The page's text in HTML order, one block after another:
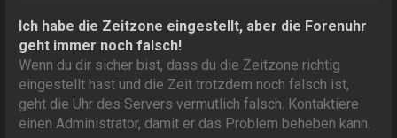
Ich habe die Zeitzone eingestellt, aber die Forenuhr
geht immer noch falsch!
Wenn du dir sicher bist, dass du die Zeitzone richtig
eingestellt hast und die Zeit trotzdem noch falsch ist,
geht die Uhr des Servers vermutlich falsch. Kontaktiere
einen Administrator, damit er das Problem beheben kann.